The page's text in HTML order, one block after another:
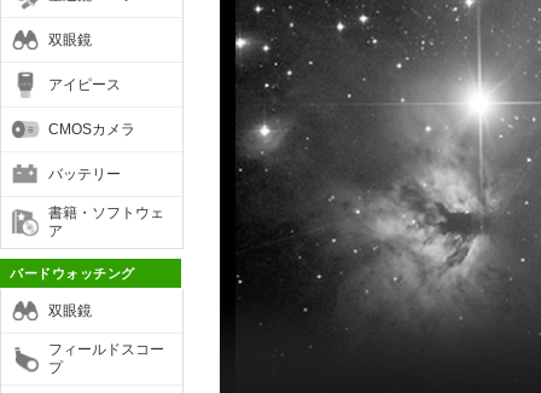
双眼鏡
アイピース
CMOSカメラ
バッテリー
書籍・ソフトウェ
ア
バードウォッチング
双眼鏡
フィールドスコー
プ